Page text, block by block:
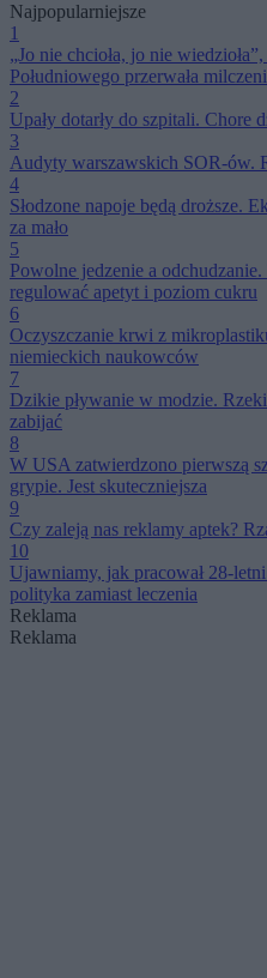
Najpopularniejsze
1
„Jo nie chcioła, jo nie
Południowego przerwała
2
Upały dotarły do szpitali. Chore
3
Audyty warszawskich SOR-ów.
4
Słodzone napoje będą droższe.
za mało
5
Powolne jedzenie a
regulować apetyt i poziom cukru
6
Oczyszczanie krwi z
niemieckich naukowców
7
Dzikie pływanie w modzie.
zabijać
8
W USA zatwierdzono pierwszą
grypie. Jest skuteczniejsza
9
Czy zaleją nas reklamy aptek?
10
Ujawniamy, jak pracował 28-
polityka zamiast leczenia
Reklama
Reklama